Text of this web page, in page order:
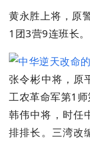
黄永胜上将，原
1团3营9连班长。
张令彬中将，原
工农革命军第1师
韩伟中将，时任
排排长。三湾改